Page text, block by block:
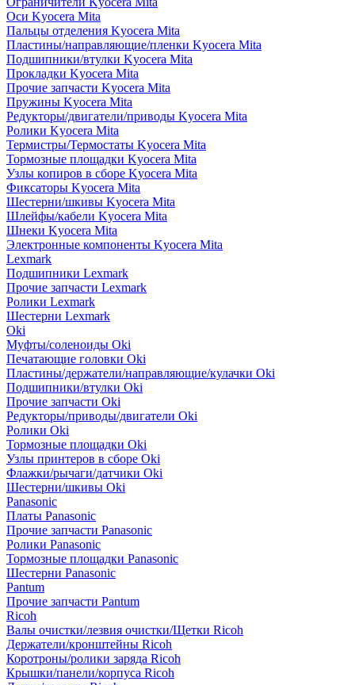
Оси Kyocera Mita
Пальцы отделения Kyocera Mita
Пластины/направляющие/пленки Kyocera Mita
Подшипники/втулки Kyocera Mita
Прокладки Kyocera Mita
Прочие запчасти Kyocera Mita
Пружины Kyocera Mita
Редукторы/двигатели/приводы Kyocera Mita
Ролики Kyocera Mita
Термистры/Термостаты Kyocera Mita
Тормозные площадки Kyocera Mita
Узлы копиров в сборе Kyocera Mita
Фиксаторы Kyocera Mita
Шестерни/шкивы Kyocera Mita
Шлейфы/кабели Kyocera Mita
Шнеки Kyocera Mita
Электронные компоненты Kyocera Mita
Lexmark
Подшипники Lexmark
Прочие запчасти Lexmark
Ролики Lexmark
Шестерни Lexmark
Oki
Муфты/соленоиды Oki
Печатающие головки Oki
Пластины/держатели/направляющие/кулачки Oki
Подшипники/втулки Oki
Прочие запчасти Oki
Редукторы/приводы/двигатели Oki
Ролики Oki
Тормозные площадки Oki
Узлы принтеров в сборе Oki
Флажки/рычаги/датчики Oki
Шестерни/шкивы Oki
Panasonic
Платы Panasonic
Прочие запчасти Panasonic
Ролики Panasonic
Тормозные площадки Panasonic
Шестерни Panasonic
Pantum
Прочие запчасти Pantum
Ricoh
Валы очистки/лезвия очистки/Щетки Ricoh
Держатели/кронштейны Ricoh
Коротроны/ролики заряда Ricoh
Крышки/панели/корпуса Ricoh